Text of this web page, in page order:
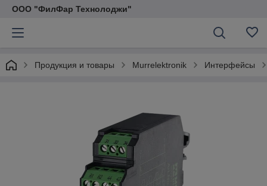
ООО "ФилФар Технолоджи"
Продукция и товары Murrelektronik Интерфейсы